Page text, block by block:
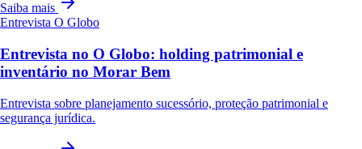
Saiba mais
Entrevista O Globo
Entrevista no O Globo: holding patrimonial e
inventário no Morar Bem
Entrevista sobre planejamento sucessório, proteção patrimonial e
segurança jurídica.